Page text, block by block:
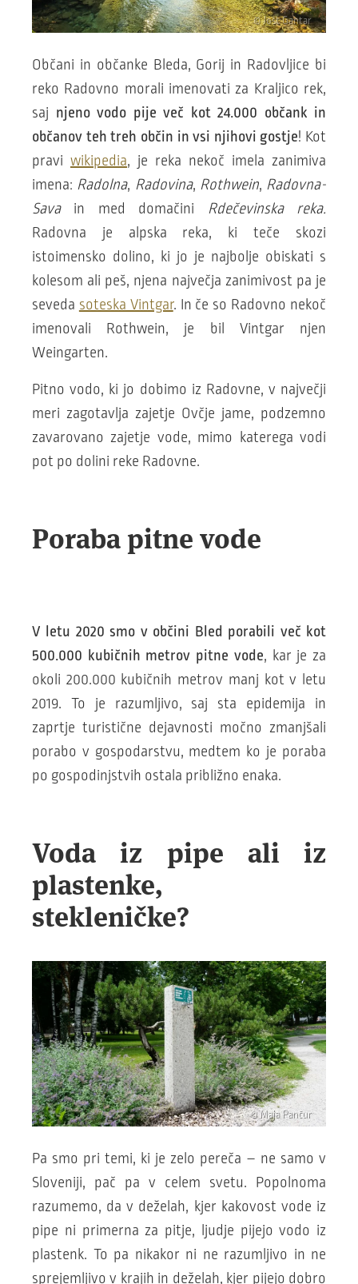
© Jošt Gantar
Občani in občanke Bleda, Gorij in Radovljice bi
reko Radovno morali imenovati za Kraljico rek,
saj njeno vodo pije več kot 24.000 občank in
občanov teh treh občin in vsi njihovi gostje! Kot
pravi wikipedia, je reka nekoč imela zanimiva
imena: Radolna, Radovina, Rothwein, Radovna-
Savain med domačini
Rdečevinska reka.
Radovna je alpska reka, ki teče skozi
istoimensko dolino, ki jo je najbolje obiskati s
kolesom ali peš, njena največja zanimivost pa je
seveda soteska Vintgar. In če so Radovno nekoč
imenovali Rothwein, je bil Vintgar njen
Weingarten.
Pitno vodo, ki jo dobimo iz Radovne, v največji
meri zagotavlja zajetje Ovčje jame, podzemno
zavarovano zajetje vode, mimo katerega vodi
pot po dolini reke Radovne.
Poraba pitne vode
V letu 2020 smo v občini Bled porabili več kot
500.000 kubičnih metrov pitne vode, kar je za
okoli 200.000 kubičnih metrov manj kot v letu
2019. To je razumljivo, saj sta epidemija in
zaprtje turistične dejavnosti močno zmanjšali
porabo v gospodarstvu, medtem ko je poraba
po gospodinjstvih ostala približno enaka.
Voda iz pipe ali iz
plastenke,
stekleničke?
© Maja Pančur
Pa smo pri temi, ki je zelo pereča – ne samo v
Sloveniji, pač pa v celem svetu. Popolnoma
razumemo, da v deželah, kjer kakovost vode iz
pipe ni primerna za pitje, ljudje pijejo vodo iz
plastenk. To pa nikakor ni ne razumljivo in ne
sprejemljivo v krajih in deželah, kjer pijejo dobro